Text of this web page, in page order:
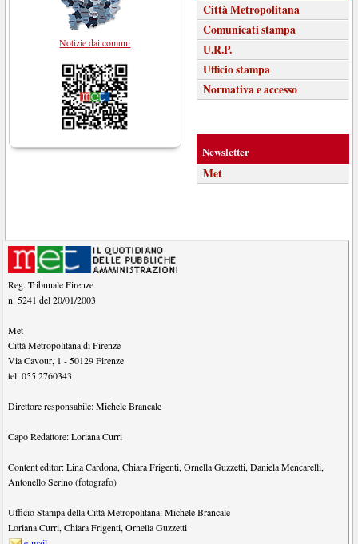
Notizie dai comuni
Città Metropolitana
Comunicati stampa
U.R.P.
Ufficio stampa
Normativa e accesso
Newsletter
Met
Reg. Tribunale Firenze
n. 5241 del 20/01/2003
Met
Città Metropolitana di Firenze
Via Cavour, 1 - 50129 Firenze
tel.055 2760343
Direttore responsabile:Michele Brancale
Capo Redattore:Loriana Curri
Content editor:Lina Cardona,Chiara Frigenti,Ornella Guzzetti,Daniela Mencarelli,
Antonello Serino (fotografo)
Ufficio Stampa della Città Metropolitana:Michele Brancale
Loriana Curri,Chiara Frigenti,Ornella Guzzetti